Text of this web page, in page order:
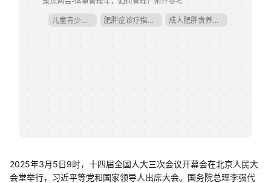
帮助中心
知识分享社区
2025年3月5日9时，十四届全国人大三次会议开幕会在北京人民大
会堂举行，习近平等党和国家领导人出席大会。国务院总理李强代